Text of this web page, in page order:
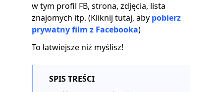
w tym profil FB, strona, zdjęcia, lista
znajomych itp. (Kliknij tutaj, aby pobierz
prywatny film z Facebooka)
To łatwiejsze niż myślisz!
SPIS TREŚCI